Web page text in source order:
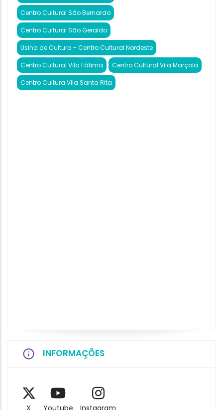
Centro Cultural São Bernardo
Centro Cultural São Geraldo
Usina de Cultura - Centro Cultural Nordeste
Centro Cultural Vila Fátima Centro Cultural Vila Marçola
Centro Cultura Vila Santa Rita
INFORMAÇÕES